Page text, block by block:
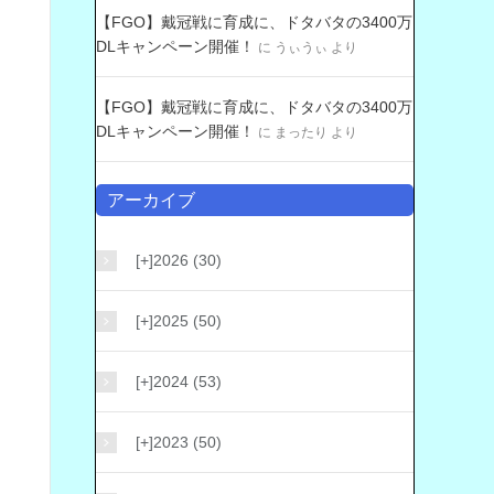
【FGO】戴冠戦に育成に、ドタバタの3400万
DLキャンペーン開催！
に うぃうぃ より
【FGO】戴冠戦に育成に、ドタバタの3400万
DLキャンペーン開催！
に まったり より
アーカイブ
[+]2026 (30)
[+]2025 (50)
[+]2024 (53)
[+]2023 (50)